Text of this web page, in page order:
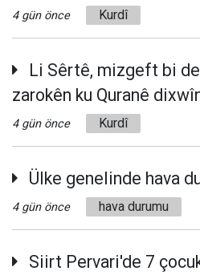
4 gün önce Kurdî
Li Sêrtê, mizgeft bi
zarokên ku Quranê
4 gün önce Kurdî
Ülke genelinde hava
4 gün önce hava durumu
Siirt Pervari'de 7